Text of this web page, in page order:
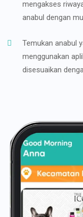
mengakses
anabul dengan
Temukan anabul
menggunakan
disesuaikan